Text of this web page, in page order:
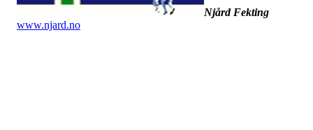
Njård Fekting
www.njard.no